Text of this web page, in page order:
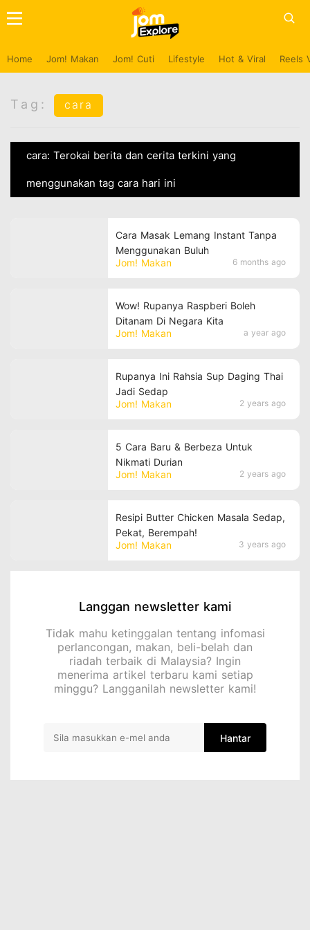
Home Jom! Makan Jom! Cuti Lifestyle Hot & Viral Reels
Tag: cara
cara: Terokai berita dan cerita terkini yang
menggunakan tag cara hari ini
Jom! Makan 6 months ago
Cara Masak Lemang Instant Tanpa
Menggunakan Buluh
Jom! Makan a year ago
Wow! Rupanya Raspberi Boleh
Ditanam Di Negara Kita
Jom! Makan 2 years ago
Rupanya Ini Rahsia Sup Daging Thai
Jadi Sedap
Jom! Makan 2 years ago
5 Cara Baru & Berbeza Untuk
Nikmati Durian
Jom! Makan 3 years ago
Resipi Butter Chicken Masala Sedap,
Pekat, Berempah!
Langgan newsletter kami
Tidak mahu ketinggalan tentang infomasi
perlancongan, makan, beli-belah dan
riadah terbaik di Malaysia? Ingin
menerima artikel terbaru kami setiap
minggu? Langganilah newsletter kami!
Hantar